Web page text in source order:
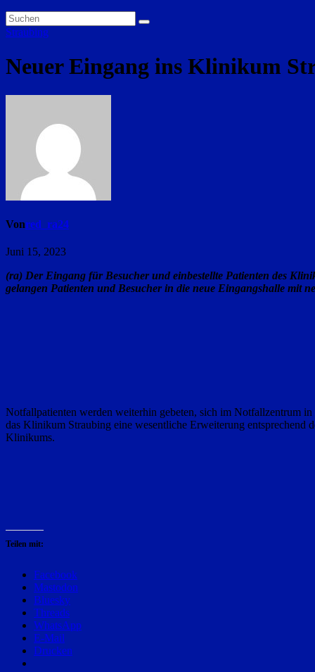
Straubing
Neuer Eingang ins Klinikum
Vonred_ra24
Juni 15, 2023
(ra) Der Eingang für Besucher und einbestellte Patienten des
gelangen Patienten und Besucher in die neue Eingangshalle mit
Notfallpatienten werden weiterhin gebeten, sich im Notfallzentrum
das Klinikum Straubing eine wesentliche Erweiterung entsprechend
Klinikums.
Teilen mit:
Facebook
Mastodon
Bluesky
Threads
WhatsApp
E-Mail
Drucken